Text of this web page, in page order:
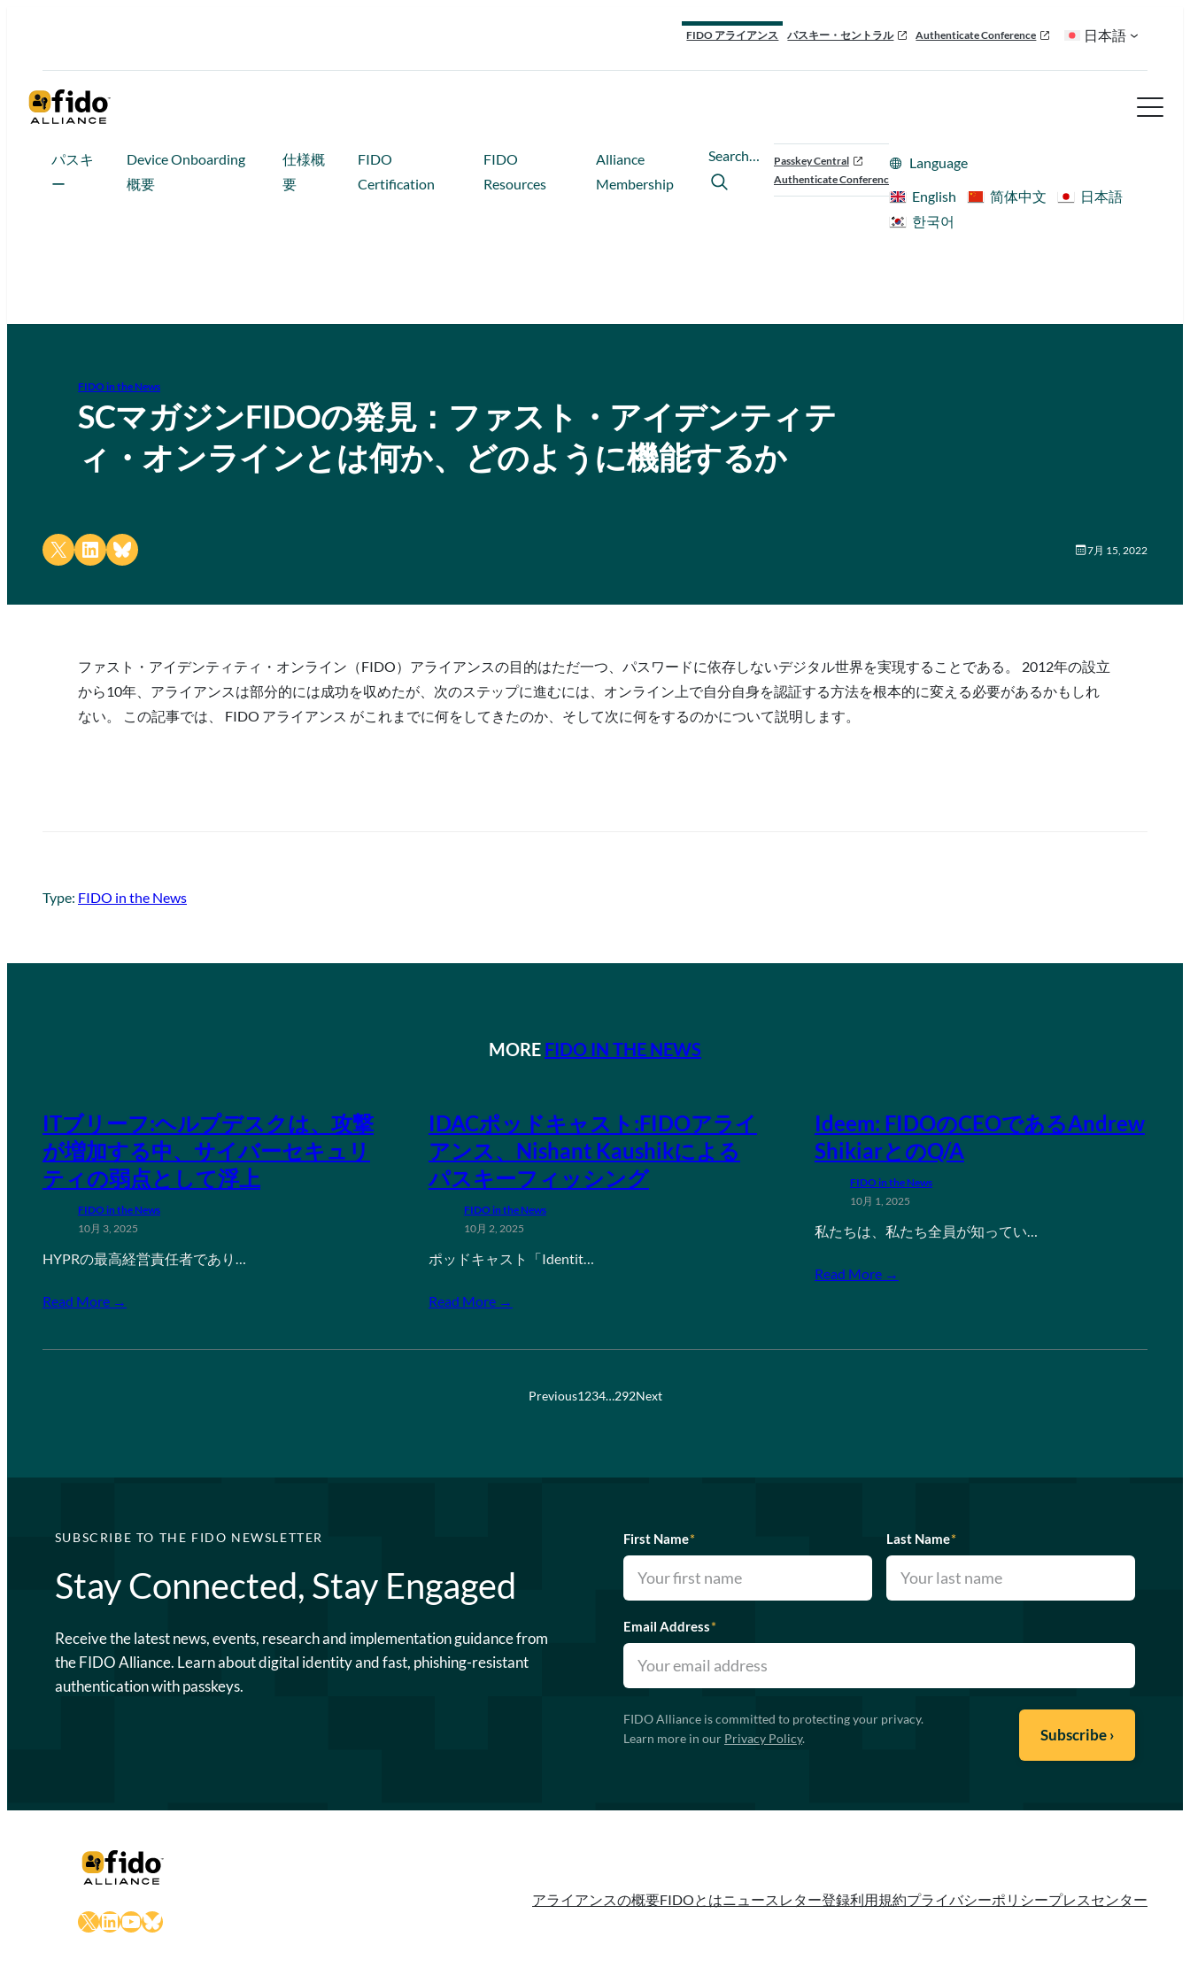
FIDO アライアンス パスキー・セントラル Authenticate Conference 日本語
パスキ
ー
Device Onboarding
概要
仕様概
要
FIDO
Certification
FIDO
Resources
Alliance
Membership
Search…
Passkey Central
Authenticate Conference
Language
English
简体中文
日本語
한국어
FIDO in the News
SCマガジンFIDOの発見：ファスト・アイデンティテ
ィ・オンラインとは何か、どのように機能するか
Share on X Share on LinkedIn
Share on Bluesky 7月 15, 2022
ファスト・アイデンティティ・オンライン（FIDO）アライアンスの目的はただ一つ、パスワードに依存しないデジタル世界を実現することである。 2012年の設立
から10年、アライアンスは部分的には成功を収めたが、次のステップに進むには、オンライン上で自分自身を認証する方法を根本的に変える必要があるかもしれ
ない。 この記事では、 FIDO アライアンス がこれまでに何をしてきたのか、そして次に何をするのかについて説明します。
Type: FIDO in the News
MORE FIDO IN THE NEWS
ITブリーフ:ヘルプデスクは、攻撃
が増加する中、サイバーセキュリ
ティの弱点として浮上
FIDO in the News
10月 3, 2025
HYPRの最高経営責任者であり…
Read More →
IDACポッドキャスト:FIDOアライ
アンス、Nishant Kaushikによる
パスキーフィッシング
FIDO in the News
10月 2, 2025
ポッドキャスト「Identit…
Read More →
Ideem: FIDOのCEOであるAndrew
ShikiarとのQ/A
FIDO in the News
10月 1, 2025
私たちは、私たち全員が知ってい…
Read More →
Previous1234…292Next
SUBSCRIBE TO THE FIDO NEWSLETTER
Stay Connected, Stay Engaged
Receive the latest news, events, research and implementation guidance from
the FIDO Alliance. Learn about digital identity and fast, phishing-resistant
authentication with passkeys.
First Name* Last Name*
Email Address*
FIDO Alliance is committed to protecting your privacy.
Learn more in our Privacy Policy.
X LinkedIn
YouTube
Bluesky
アライアンスの概要FIDOとはニュースレター登録利用規約プライバシーポリシープレスセンター